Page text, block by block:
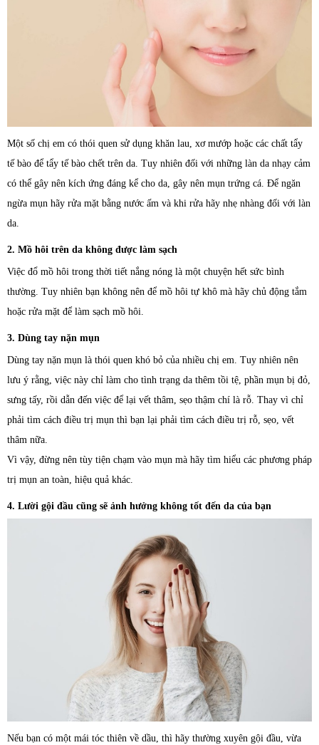
Một số chị em có thói quen sử dụng khăn lau, xơ mướp hoặc các chất tẩy
tế bào để tẩy tế bào chết trên da. Tuy nhiên đối với những làn da nhạy cảm
có thể gây nên kích ứng đáng kể cho da, gây nên mụn trứng cá. Để ngăn
ngừa mụn hãy rửa mặt bằng nước ấm và khi rửa hãy nhẹ nhàng đối với làn
da.
2. Mồ hôi trên da không được làm sạch
Việc đổ mồ hôi trong thời tiết nắng nóng là một chuyện hết sức bình
thường. Tuy nhiên bạn không nên để mồ hôi tự khô mà hãy chủ động tắm
hoặc rửa mặt để làm sạch mồ hôi.
3. Dùng tay nặn mụn
Dùng tay nặn mụn là thói quen khó bỏ của nhiều chị em. Tuy nhiên nên
lưu ý rằng, việc này chỉ làm cho tình trạng da thêm tồi tệ, phần mụn bị đỏ,
sưng tấy, rồi dẫn đến việc để lại vết thâm, sẹo thậm chí là rỗ. Thay vì chỉ
phải tìm cách điều trị mụn thì bạn lại phải tìm cách điều trị rỗ, sẹo, vết
thâm nữa.
Vì vậy, đừng nên tùy tiện chạm vào mụn mà hãy tìm hiểu các phương pháp
trị mụn an toàn, hiệu quả khác.
4. Lười gội đầu cũng sẽ ảnh hưởng không tốt đến da của bạn
Nếu bạn có một mái tóc thiên về dầu, thì hãy thường xuyên gội đầu, vừa